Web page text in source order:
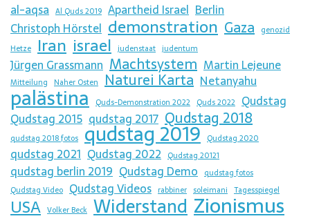
al-aqsa Al Quds 2019 Apartheid Israel Berlin
Christoph Hörstel demonstration Gaza genozid
Hetze Iran israel judenstaat judentum
Jürgen Grassmann Machtsystem Martin Lejeune
Mitteilung Naher Osten Naturei Karta Netanyahu
palästina Quds-Demonstration 2022 Quds 2022 Qudstag
Qudstag 2015 qudstag 2017 Qudstag 2018
qudstag 2018 fotos qudstag 2019 Qudstag 2020
qudstag 2021 Qudstag 2022 Qudstag 20121
qudstag berlin 2019 Qudstag Demo qudstag fotos
Qudstag Video Qudstag Videos rabbiner soleimani Tagesspiegel
USA Volker Beck Widerstand Zionismus